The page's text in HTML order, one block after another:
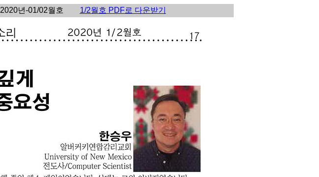
2020년-01/02월호 1/2월호 PDF로 다운받기